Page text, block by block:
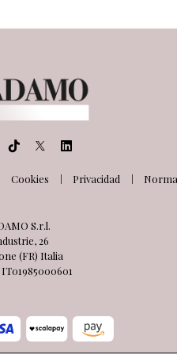
Cookies Privacidad
S.r.l.
26
(FR) Italia